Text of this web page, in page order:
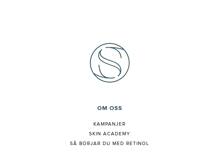
OM OSS
KAMPANJER
SKIN ACADEMY
SÅ BÖRJAR DU MED RETINOL